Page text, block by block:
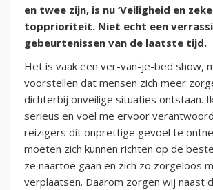
en twee zijn, is nu ‘Veiligheid en
topprioriteit. Niet echt een
gebeurtenissen van de laatste tijd.
Het is vaak een ver-van-je-bed show,
voorstellen dat mensen zich meer
dichterbij onveilige situaties ontstaan.
serieus en voel me ervoor
reizigers dit onprettige gevoel te
moeten zich kunnen richten op de
ze naartoe gaan en zich zo zorgeloos
verplaatsen. Daarom zorgen wij naast